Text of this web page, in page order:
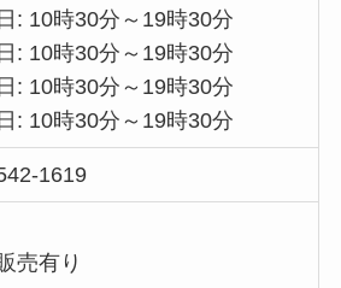
: 10時30分～19時30分
: 10時30分～19時30分
: 10時30分～19時30分
: 10時30分～19時30分
1619
売有り